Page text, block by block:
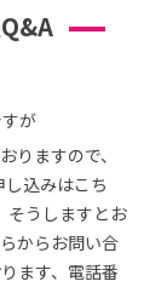
が
りますので、
込みはこち
そうしますとお
からお問い合
ます、電話番